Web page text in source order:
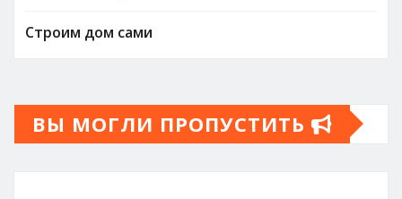
Строим дом сами
ВЫ МОГЛИ ПРОПУСТИТЬ